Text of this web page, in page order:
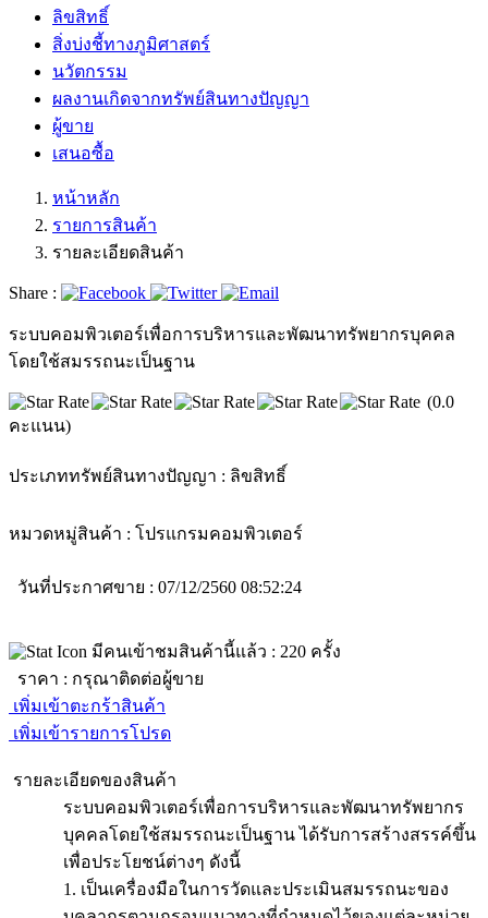
ลิขสิทธิ์
สิ่งบ่งชี้ทางภูมิศาสตร์
นวัตกรรม
ผลงานเกิดจากทรัพย์สินทางปัญญา
ผู้ขาย
เสนอซื้อ
หน้าหลัก
รายการสินค้า
รายละเอียดสินค้า
Share :
ระบบคอมพิวเตอร์เพื่อการบริหารและพัฒนาทรัพยากรบุคคล
โดยใช้สมรรถนะเป็นฐาน
(0.0
คะแนน)
ประเภททรัพย์สินทางปัญญา : ลิขสิทธิ์
หมวดหมู่สินค้า : โปรแกรมคอมพิวเตอร์
วันที่ประกาศขาย : 07/12/2560 08:52:24
มีคนเข้าชมสินค้านี้แล้ว : 220 ครั้ง
ราคา : กรุณาติดต่อผู้ขาย
เพิ่มเข้าตะกร้าสินค้า
เพิ่มเข้ารายการโปรด
รายละเอียดของสินค้า
ระบบคอมพิวเตอร์เพื่อการบริหารและพัฒนาทรัพยากร
บุคคลโดยใช้สมรรถนะเป็นฐาน ได้รับการสร้างสรรค์ขึ้น
เพื่อประโยชน์ต่างๆ ดังนี้
1. เป็นเครื่องมือในการวัดและประเมินสมรรถนะของ